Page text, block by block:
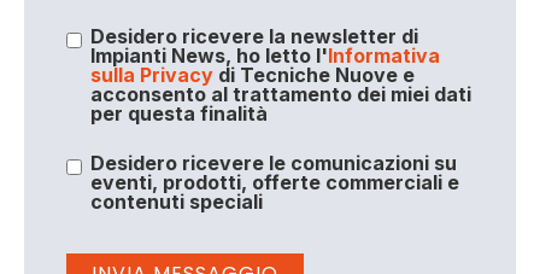
Desidero ricevere la newsletter di
Impianti News, ho letto l'Informativa
sulla Privacydi Tecniche Nuove e
acconsento al trattamento dei miei dati
per questa finalità
Desidero ricevere le comunicazioni su
eventi, prodotti, offerte commerciali e
contenuti speciali